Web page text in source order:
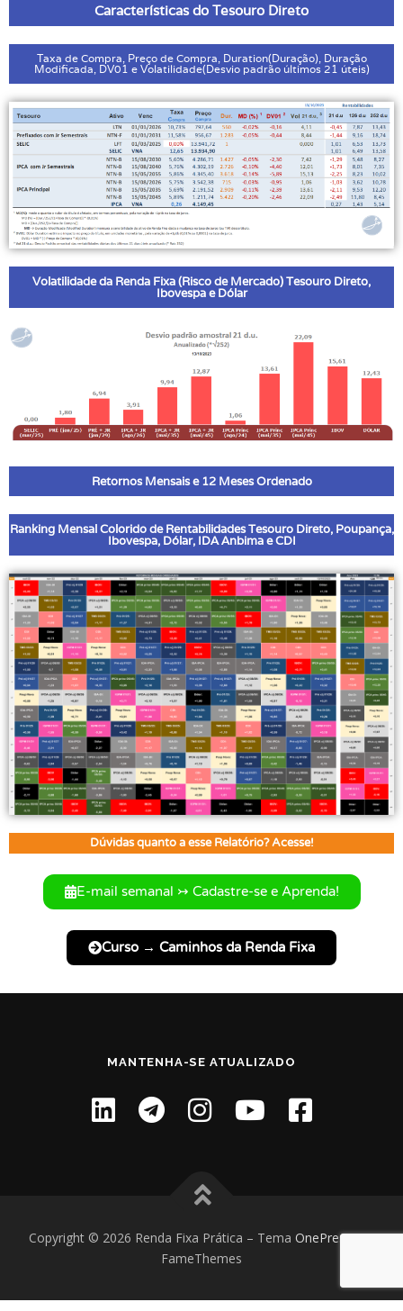
Características do Tesouro Direto
Taxa de Compra, Preço de Compra, Duration(Duração), Duração
Modificada, DV01 e Volatilidade(Desvio padrão últimos 21 úteis)
Volatilidade da Renda Fixa (Risco de Mercado) Tesouro Direto,
Ibovespa e Dólar
Retornos Mensais e 12 Meses Ordenado
Ranking Mensal Colorido de Rentabilidades Tesouro Direto, Poupança,
Ibovespa, Dólar, IDA Anbima e CDI
Dúvidas quanto a esse Relatório? Acesse!
E-mail semanal ↣ Cadastre-se e Aprenda!
Curso → Caminhos da Renda Fixa
MANTENHA-SE ATUALIZADO
Copyright © 2026 Renda Fixa Prática – Tema OnePresspor
FameThemes